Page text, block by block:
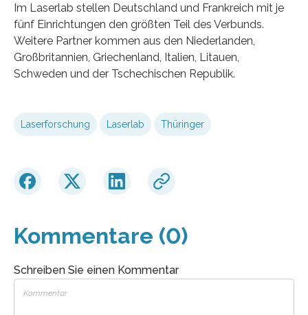
Im Laserlab stellen Deutschland und Frankreich mit je
fünf Einrichtungen den größten Teil des Verbunds.
Weitere Partner kommen aus den Niederlanden,
Großbritannien, Griechenland, Italien, Litauen,
Schweden und der Tschechischen Republik.
Laserforschung Laserlab Thüringer
Kommentare (0)
Schreiben Sie einen Kommentar